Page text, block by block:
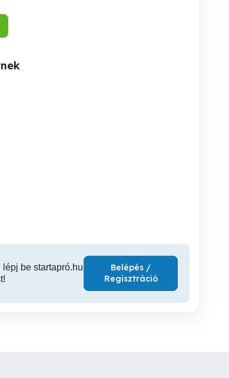
be startapró.hu
Belépés /
Regisztráció